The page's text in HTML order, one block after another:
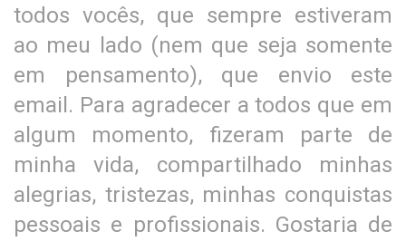
todos vocês, que sempre estiveram
ao meu lado (nem que seja somente
em pensamento), que envio este
email. Para agradecer a todos que em
algum momento, fizeram parte de
minha vida, compartilhado minhas
alegrias, tristezas, minhas conquistas
pessoais e profissionais. Gostaria de